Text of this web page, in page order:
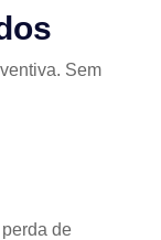
Sem
de